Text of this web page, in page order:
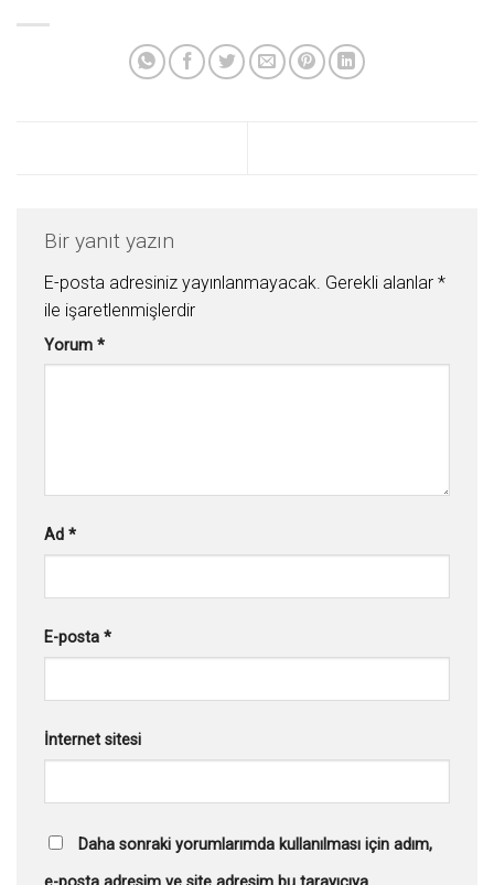
Bir yanıt yazın
E-posta adresiniz yayınlanmayacak. Gerekli alanlar *
ile işaretlenmişlerdir
Yorum *
Ad *
E-posta *
İnternet sitesi
Daha sonraki yorumlarımda kullanılması için adım,